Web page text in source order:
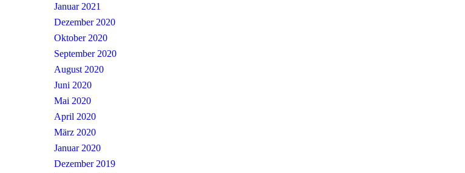
Januar 2021
Dezember 2020
Oktober 2020
September 2020
August 2020
Juni 2020
Mai 2020
April 2020
März 2020
Januar 2020
Dezember 2019